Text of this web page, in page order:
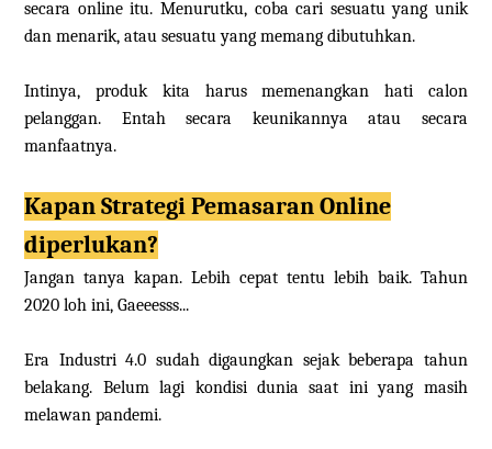
secara online itu. Menurutku, coba cari sesuatu yang unik
dan menarik, atau sesuatu yang memang dibutuhkan.
Intinya, produk kita harus memenangkan hati calon
pelanggan. Entah secara keunikannya atau secara
manfaatnya.
Kapan Strategi Pemasaran Online
diperlukan?
Jangan tanya kapan. Lebih cepat tentu lebih baik. Tahun
2020 loh ini, Gaeeesss...
Era Industri 4.0 sudah digaungkan sejak beberapa tahun
belakang. Belum lagi kondisi dunia saat ini yang masih
melawan pandemi.